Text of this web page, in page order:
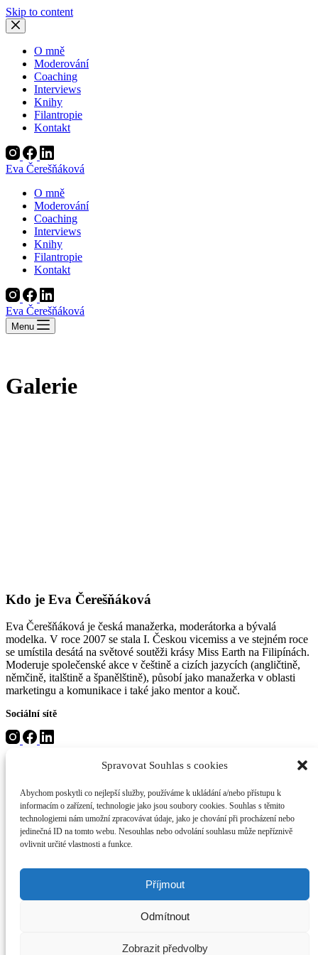
Spravovat Souhlas s cookies
Abychom poskytli co nejlepší služby, používáme k ukládání a/nebo přístupu k
informacím o zařízení, technologie jako jsou soubory cookies. Souhlas s těmito
technologiemi nám umožní zpracovávat údaje, jako je chování při procházení nebo
jedinečná ID na tomto webu. Nesouhlas nebo odvolání souhlasu může nepříznivě
ovlivnit určité vlastnosti a funkce.
Příjmout
Odmítnout
Zobrazit předvolby
Skip to content
O mně
Moderování
Coaching
Interviews
Knihy
Filantropie
Kontakt
Eva Čerešňáková
O mně
Moderování
Coaching
Interviews
Knihy
Filantropie
Kontakt
Eva Čerešňáková
Menu
Galerie
Kdo je Eva Čerešňáková
Eva Čerešňáková je česká manažerka, moderátorka a bývalá
modelka. V roce 2007 se stala I. Českou vicemiss a ve stejném roce
se umístila desátá na světové soutěži krásy Miss Earth na Filipínách.
Moderuje společenské akce v češtině a cizích jazycích (angličtině,
němčině, italštině a španělštině), působí jako manažerka v oblasti
marketingu a komunikace i také jako mentor a kouč.
Sociální sítě
O mně
Moderování
Coaching
Interviews
Knihy
Kontakt
Kontakt